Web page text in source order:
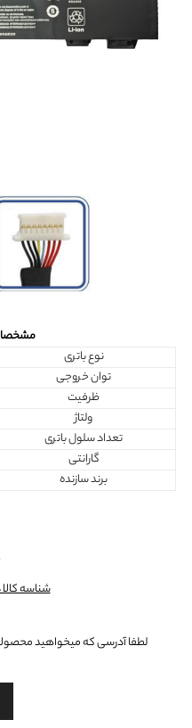
نوع باتری
توان خروجی
ظرفیت
ولتاژ
تعداد سلول باتری
گارانتی
برند سازنده
شناسه کالا
لطفا آدرسی که میخواهید